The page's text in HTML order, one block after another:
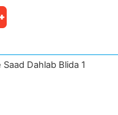
Dahlab Blida 1